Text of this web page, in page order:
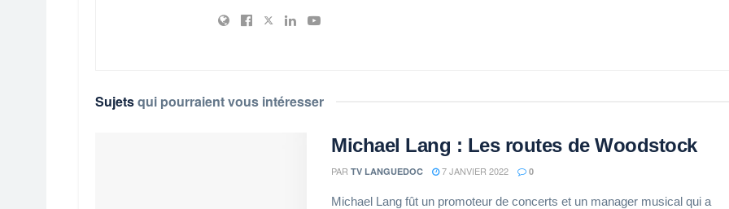
Sujetsqui pourraient vous intéresser
Michael Lang : Les routes de Woodstock
PAR TV LANGUEDOC 7 JANVIER 2022 0
Michael Lang fût un promoteur de concerts et un manager musical qui a